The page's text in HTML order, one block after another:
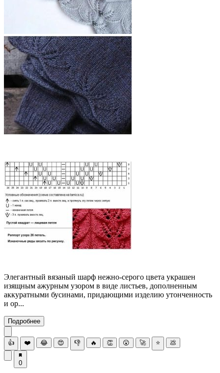
Элегантный вязаный шарф нежно-серого цвета украшен
изящным ажурным узором в виде листьев, дополненным
аккуратными бусинами, придающими изделию утонченность
и ор...
Подробнее
👍 ❤️ 😂 😍 👎 🔥 👏 😮 🚀 ⭐ 💩
0